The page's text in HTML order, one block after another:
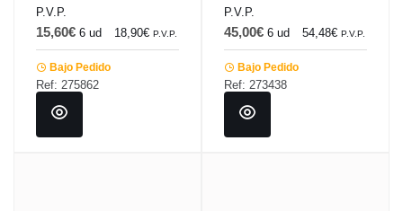
P.V.P.
15,60€ 6 ud 18,90€ P.V.P.
Bajo Pedido
Ref: 275862
P.V.P.
45,00€ 6 ud 54,48€ P.V.P.
Bajo Pedido
Ref: 273438